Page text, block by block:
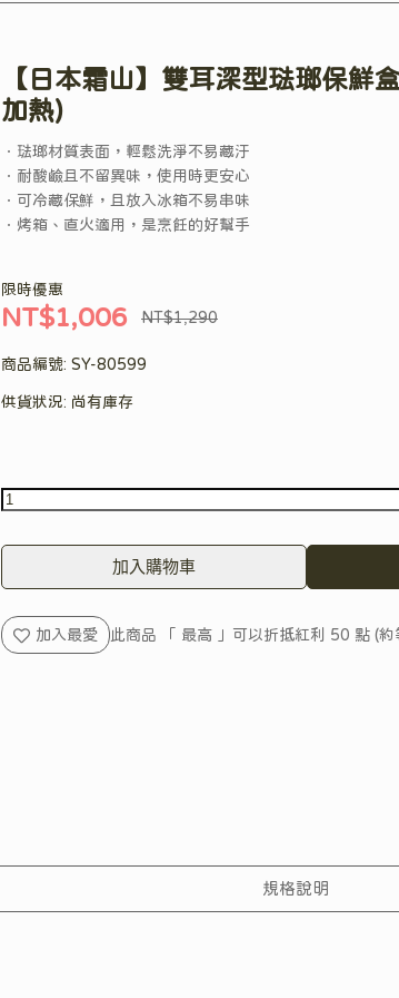
【日本霜山】雙耳深型琺瑯保鮮
加熱)
．琺瑯材質表面，輕鬆洗淨不易藏汙
．耐酸鹼且不留異味，使用時更安心
．可冷藏保鮮，且放入冰箱不易串味
．烤箱、直火適用，是烹飪的好幫手
限時優惠
NT$1,006 NT$1,290
商品編號: SY-80599
供貨狀況: 尚有庫存
加入購物車
加入最愛 此商品 「 最高 」可以折抵紅利 50 點 (約
規格說明